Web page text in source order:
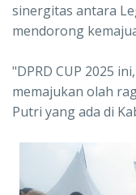
sinergitas antara
mendorong
"DPRD CUP 2025
memajukan olah
Putri yang ada di